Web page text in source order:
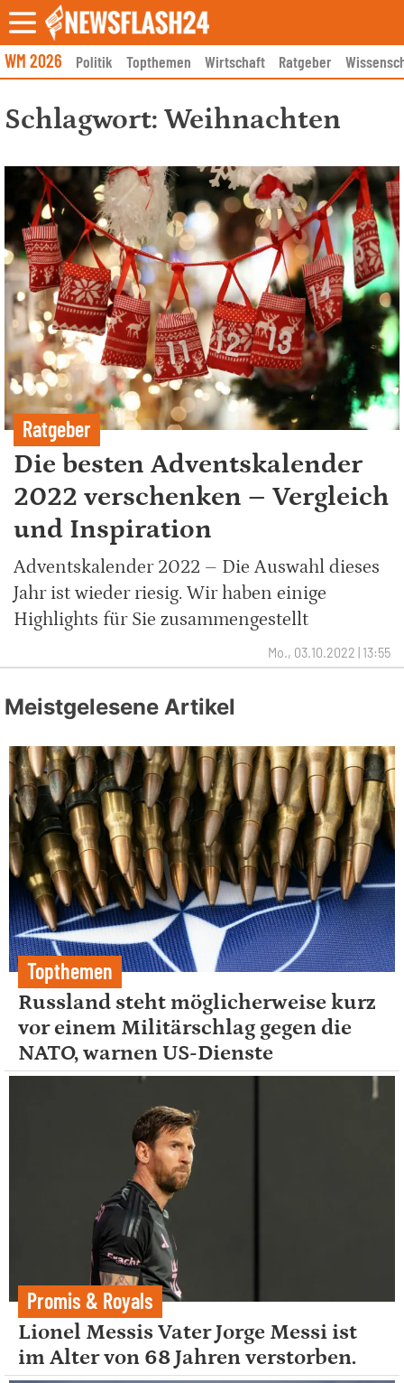
Skip
to
content
WM 2026 Politik Topthemen Wirtschaft Ratgeber
Schlagwort: Weihnachten
Ratgeber
Die besten Adventskalender
2022 verschenken – Vergleich
und Inspiration
Adventskalender 2022 – Die Auswahl dieses
Jahr ist wieder riesig. Wir haben einige
Highlights für Sie zusammengestellt
Mo., 03.10.2022 | 13:55
Meistgelesene Artikel
Topthemen
Russland steht möglicherweise kurz
vor einem Militärschlag gegen die
NATO, warnen US-Dienste
Promis & Royals
Lionel Messis Vater Jorge Messi ist
im Alter von 68 Jahren verstorben.